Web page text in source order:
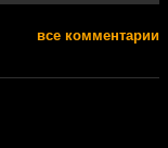
все комментарии